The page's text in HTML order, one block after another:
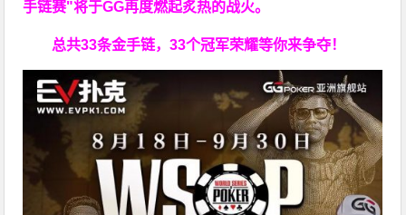
手链赛"将于GG再度燃起炙热的战火。
总共33条金手链，33个冠军荣耀等你来争夺！